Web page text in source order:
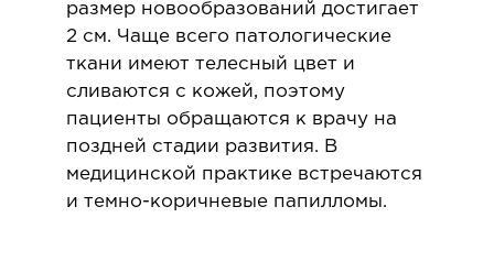
в гинекологии
в онкологии
в урологии
в хирургии
И ОНКОХИРУРГИЯ
размер новообразований достигает
2 см. Чаще всего патологические
ткани имеют телесный цвет и
сливаются с кожей, поэтому
пациенты обращаются к врачу на
поздней стадии развития. В
медицинской практике встречаются
и темно-коричневые папилломы.